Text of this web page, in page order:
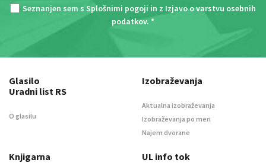
Seznanjen sem s Splošnimi pogoji in z Izjavo o varstvu osebnih
podatkov. *
Glasilo
Uradni list RS
O glasilu
Izobraževanja
Aktualna izobraževanja
Izobraževanja po meri
Najem dvorane
Knjigarna UL info tok